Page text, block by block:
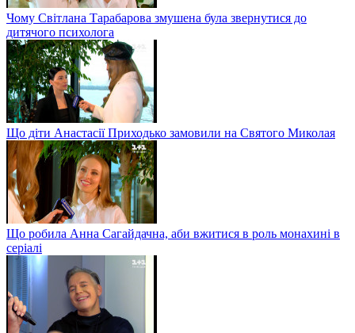
Чому Світлана Тарабарова змушена була звернутися до
дитячого психолога
Що діти Анастасії Приходько замовили на Святого Миколая
Що робила Анна Сагайдачна, аби вжитися в роль монахині в
серіалі